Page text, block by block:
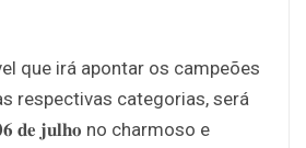
que irá apontar os campeões
respectivas categorias, será
𝐝𝐞 𝐣𝐮𝐥𝐡𝐨 no charmoso e